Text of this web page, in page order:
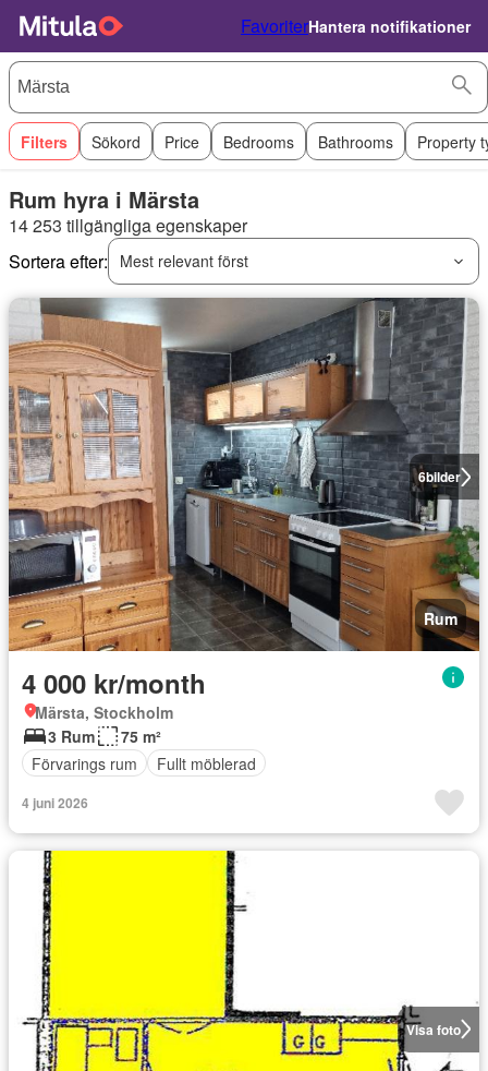
FavoriterHantera notifikationer
Filters Sökord Price Bedrooms Bathrooms Property
Rum hyra i Märsta
14 253 tillgängliga egenskaper
Sortera efter:
Mest relevant först
6bilder
Rum
4 000 kr/month
Märsta, Stockholm
3 Rum
75 m²
Förvarings rum
Fullt möblerad
4 juni 2026
Visa foto